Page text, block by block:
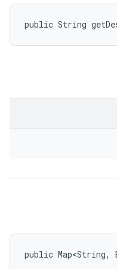
public String
public Map<String,